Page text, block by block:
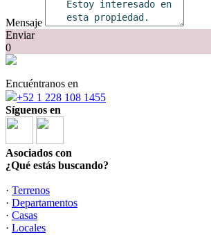
Mensaje
Enviar
0
Encuéntranos en
+52 1 228 108 1455
Síguenos en
Asociados con
¿Qué estás buscando?
· Terrenos
· Departamentos
· Casas
· Locales